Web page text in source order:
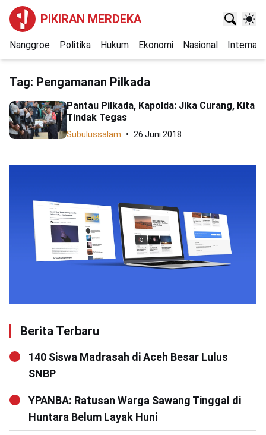
PIKIRAN MERDEKA
Nanggroe Politika Hukum Ekonomi Nasional
Tag: Pengamanan Pilkada
Pantau Pilkada, Kapolda: Jika Curang, Kita
Tindak Tegas
Subulussalam 26 Juni 2018
Berita Terbaru
140 Siswa Madrasah di Aceh Besar Lulus
SNBP
YPANBA: Ratusan Warga Sawang Tinggal di
Huntara Belum Layak Huni